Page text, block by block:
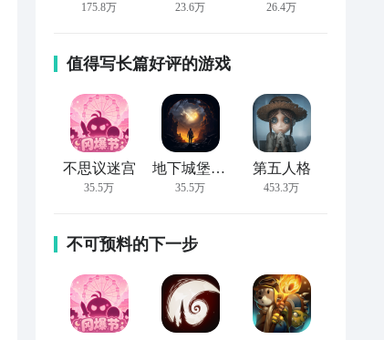
175.8万 23.6万 26.4万
值得写长篇好评的游戏
不思议迷宫
35.5万
地下城堡2:黑暗觉醒
35.5万
第五人格
453.3万
不可预料的下一步